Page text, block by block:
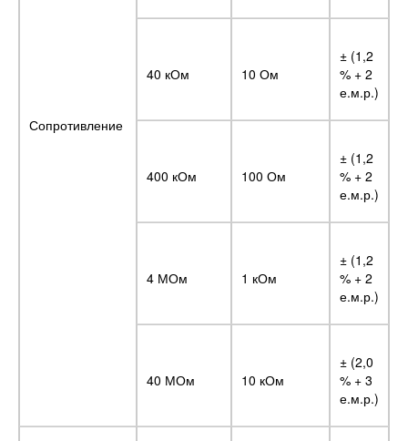
Сопротивление
40 кОм 10 Ом
± (1,2
% + 2
е.м.р.)
400 кОм 100 Ом
± (1,2
% + 2
е.м.р.)
4 МОм 1 кОм
± (1,2
% + 2
е.м.р.)
40 МОм 10 кОм
± (2,0
% + 3
е.м.р.)